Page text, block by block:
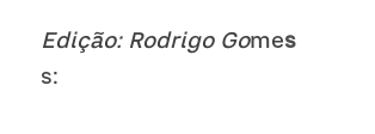
Edição: Rodrigo Gome
s: